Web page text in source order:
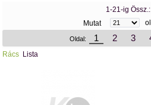
1-21-ig
Mutat
Oldal: 1 2 3
Rács Lista